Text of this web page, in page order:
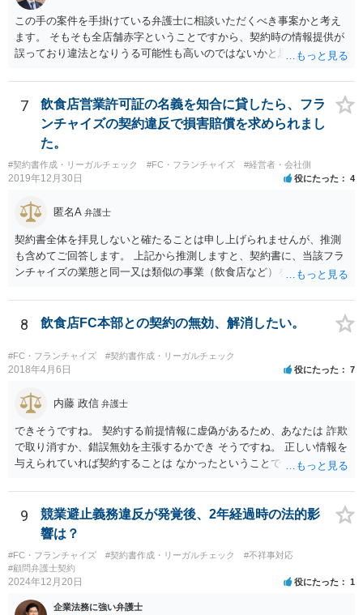
この手の案件を手掛けている弁護士に相談いただくべき事案かと考え
ます。 そもそも全店舗赤字ということですから、契約時の情報提供が
誤っており違法となりうる可能性も高いのではないかと思われます。
らから本部に対して請求をしていくことも検討すべきかと考えます。
7
飲食店営業許可証の名義を知合に貸したら、フラ
ンチャイズの契約違反で損害賠償を求められまし
た。
#契約書作成・リーガルチェック #FC・フランチャイズ #経営者・会社側
2019年12月30日 役にたった 4
匿名A 弁護士
契約書全体を拝見しないと確たることは申し上げられませんが、推測
も含めてご回答します。 上記から推測しますと、契約書に、当該フラ
ンチャイズの業態と同一又は類似の事業（飲食店など）を行ってはな
その条項には、単に行ってはならない、とだけ書いてある場合もあれ
ば、「自ら又は他人と共同で」行ってはならない、「他人に行わせる
ことも同様」といった書き方がされている場合もあります。 上記のと
おり店の名義人になっているとすれば、知人と共同で、あるいは知人
に行わせて、同一・類似の事業を行っている場合として、契約上の義
合、運営方法や納税負担・収益分配などは、共同経営者内部の取り決
めに過ぎないという理解になります。）。 支払を求められている賠償
金額にもよりますが、支払を拒絶した場合、契約の解除に繋がる可能
性もありますので、支払や本部との交渉で話し合いがつかない場合
は、契約書持参で弁護士に相談・交渉等の依頼を検討されてもよいと
8 飲食店FC本部との契約の無効、解消したい。
#FC・フランチャイズ #契約書作成・リーガルチェック
2018年4月6日 役にたった 7
内藤 政信 弁護士
できそうですね。 契約する前提情報に虚偽があるため、あなたは 詐欺
で取り消すか、錯誤無効を主張するかでき そうですね。 正しい情報を
与えられていれば契約することは なかったということでしょう。 嘘を
ね。
9
競業避止義務違反が発覚後、2年経過時の法的影
響は？
#FC・フランチャイズ #契約書作成・リーガルチェック
#不祥事対応
#顧問弁護士契約
2024年12月20日 役にたった 1
企業法務に強い弁護士